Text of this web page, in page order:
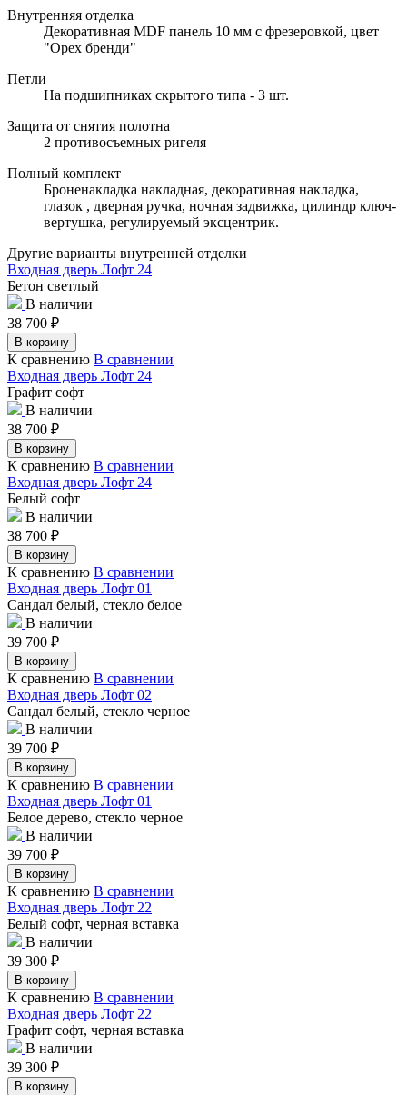
Внутренняя отделка
Декоративная MDF панель 10 мм с фрезеровкой, цвет
"Орех бренди"
Петли
На подшипниках скрытого типа - 3 шт.
Защита от снятия полотна
2 противосъемных ригеля
Полный комплект
Броненакладка накладная, декоративная накладка,
глазок , дверная ручка, ночная задвижка, цилиндр ключ-
вертушка, регулируемый эксцентрик.
Другие варианты внутренней отделки
Входная дверь Лофт 24
Бетон светлый
В наличии
38 700 ₽
В корзину
К сравнению В сравнении
Входная дверь Лофт 24
Графит софт
В наличии
38 700 ₽
В корзину
К сравнению В сравнении
Входная дверь Лофт 24
Белый софт
В наличии
38 700 ₽
В корзину
К сравнению В сравнении
Входная дверь Лофт 01
Сандал белый, стекло белое
В наличии
39 700 ₽
В корзину
К сравнению В сравнении
Входная дверь Лофт 02
Сандал белый, стекло черное
В наличии
39 700 ₽
В корзину
К сравнению В сравнении
Входная дверь Лофт 01
Белое дерево, стекло черное
В наличии
39 700 ₽
В корзину
К сравнению В сравнении
Входная дверь Лофт 22
Белый софт, черная вставка
В наличии
39 300 ₽
В корзину
К сравнению В сравнении
Входная дверь Лофт 22
Графит софт, черная вставка
В наличии
39 300 ₽
В корзину